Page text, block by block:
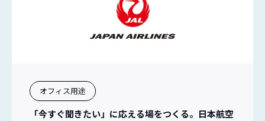
オフィス用途
「今すぐ聞きたい」に応える場をつくる。日本航空